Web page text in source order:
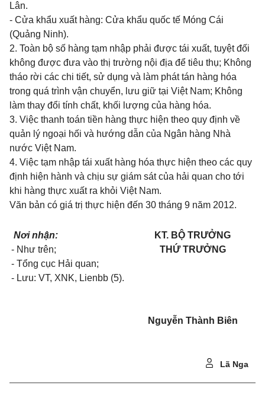
Lân.
- Cửa khẩu xuất hàng: Cửa khẩu quốc tế Móng Cái
(Quảng Ninh).
2. Toàn bộ số hàng tạm nhập phải được tái xuất, tuyệt đối
không được đưa vào thị trường nội địa để tiêu thụ; Không
tháo rời các chi tiết, sử dụng và làm phát tán hàng hóa
trong quá trình vận chuyển, lưu giữ tại Việt Nam; Không
làm thay đổi tính chất, khối lượng của hàng hóa.
3. Việc thanh toán tiền hàng thực hiện theo quy định về
quản lý ngoại hối và hướng dẫn của Ngân hàng Nhà
nước Việt Nam.
4. Việc tạm nhập tái xuất hàng hóa thực hiện theo các quy
định hiện hành và chịu sự giám sát của hải quan cho tới
khi hàng thực xuất ra khỏi Việt Nam.
Văn bản có giá trị thực hiện đến 30 tháng 9 năm 2012.
Nơi nhận:
- Như trên;
- Tổng cục Hải quan;
- Lưu: VT, XNK, Lienbb (5).
KT. BỘ TRƯỞNG
THỨ TRƯỞNG
Nguyễn Thành Biên
Lã Nga